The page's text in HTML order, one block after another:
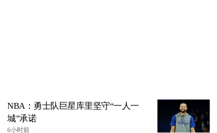
NBA：勇士队巨星库里坚守“一人一
城”承诺
6小时前